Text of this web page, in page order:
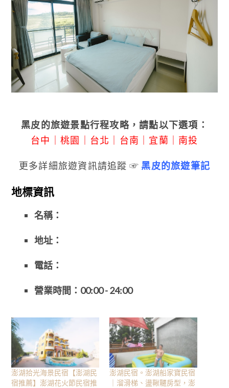
黑皮的旅遊景點行程攻略，請點以下選項：
台中
｜桃園 台北 台南 宜蘭 南投
更多詳細旅遊資訊請追蹤 ☞ 黑皮的旅遊筆記
地標資訊
名稱：
地址：
電話：
營業時間： 00:00 - 24:00
澎湖拾光海景民宿【澎湖民
宿推薦】澎湖花火節民宿推
澎湖民宿。澎湖船家寶民宿
｜溜滑梯、盪鞦韆房型，澎